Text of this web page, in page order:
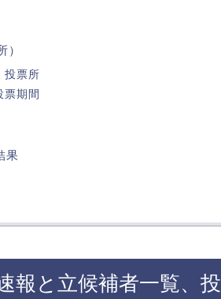
投票所
票期間
果
報と立候補者一覧、投